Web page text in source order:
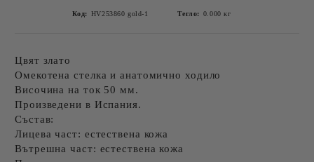
Код: HV253860 gold-1 Тегло: 0.000 кг
Цвят злато
Омекотена стелка и анатомично ходило
Височина на ток 50 мм.
Произведени в Испания.
Състав:
Лицева част: естествена кожа
Вътрешна част: естествена кожа